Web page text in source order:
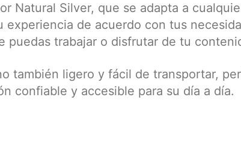
Natural Silver, que se adapta a
experiencia de acuerdo con tus
puedas trabajar o disfrutar de tu
también ligero y fácil de transportar,
confiable y accesible para su día a día.